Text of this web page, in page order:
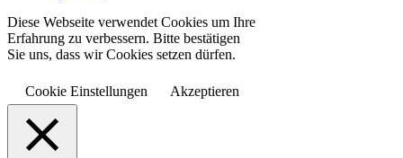
Diese Webseite verwendet Cookies um Ihre
Erfahrung zu verbessern. Bitte bestätigen
Sie uns, dass wir Cookies setzen dürfen.
Cookie Einstellungen Akzeptieren